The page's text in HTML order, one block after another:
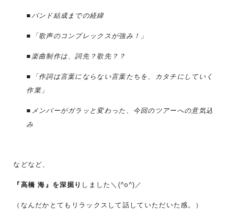
■バンド結成までの経緯
■「歌声のコンプレックスが強み！」
■楽曲制作は、詞先？歌先？？
■「作詞は言葉にならない言葉たちを、カタチにしていく
作業」
■メンバーがガラッと変わった、今回のツアーへの意気込
み
などなど、
『高橋 海』を深掘り しました＼(^o^)／
（なんだかとてもリラックスして話していただいた感。）